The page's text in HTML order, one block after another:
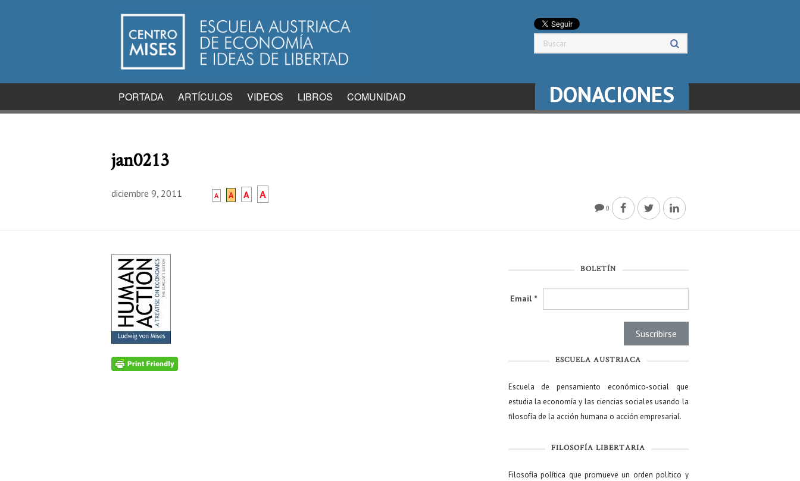
PORTADA ARTÍCULOS VIDEOS LIBROS COMUNIDAD DONACIONES
jan0213
diciembre 9, 2011 A A A A
0
BOLETÍN
Email *
ESCUELA AUSTRIACA
Escuela de pensamiento económico-social que
estudia la economía y las ciencias sociales usando la
filosofía de la acción humana o acción empresarial.
FILOSOFÍA LIBERTARIA
Filosofía política que promueve un orden político y